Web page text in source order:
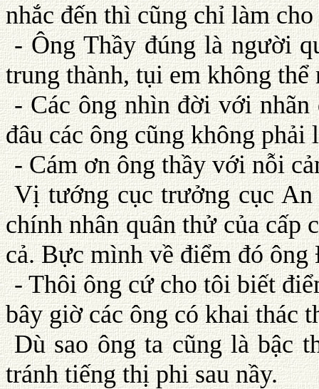
nhắc đến thì cũng chỉ làm
- Ông Thầy đúng là người
trung thành, tụi em không thể
- Các ông nhìn đời với
đâu các ông cũng không
- Cám ơn ông thầy với nỗi
Vị tướng cục trưởng cục
chính nhân quân thử của cấp
cả. Bực mình về điểm đó
- Thôi ông cứ cho tôi biết
bây giờ các ông có khai thác
Dù sao ông ta cũng là bậc
tránh tiếng thị phi sau nầy.